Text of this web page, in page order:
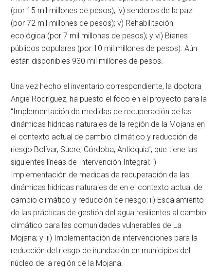
(por 15 mil millones de pesos); iv) senderos de la paz
(por 72 mil millones de pesos); v) Rehabilitación
ecológica (por 7 mil millones de pesos); y vi) Bienes
públicos populares (por 10 mil millones de pesos). Aún
están disponibles 930 mil millones de pesos.
Una vez hecho el inventario correspondiente, la doctora
Angie Rodríguez, ha puesto el foco en el proyecto para la
“Implementación de medidas de recuperación de las
dinámicas hídricas naturales de la región de la Mojana en
el contexto actual de cambio climático y reducción de
riesgo Bolívar, Sucre, Córdoba, Antioquia”, que tiene las
siguientes líneas de Intervención Integral: i)
Implementación de medidas de recuperación de las
dinámicas hídricas naturales de en el contexto actual de
cambio climático y reducción de riesgo; ii) Escalamiento
de las prácticas de gestión del agua resilientes al cambio
climático para las comunidades vulnerables de La
Mojana; y iii) Implementación de intervenciones para la
reducción del riesgo de inundación en municipios del
núcleo de la región de la Mojana.